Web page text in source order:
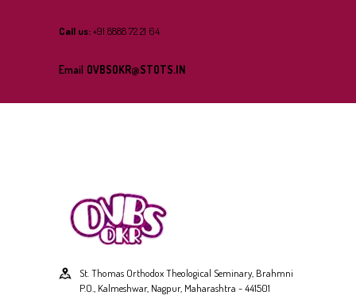
Call us:+91 8888 72 21 64
Email OVBSOKR@STOTS.IN
St. Thomas Orthodox Theological Seminary, Brahmni
P.O., Kalmeshwar, Nagpur, Maharashtra - 441501